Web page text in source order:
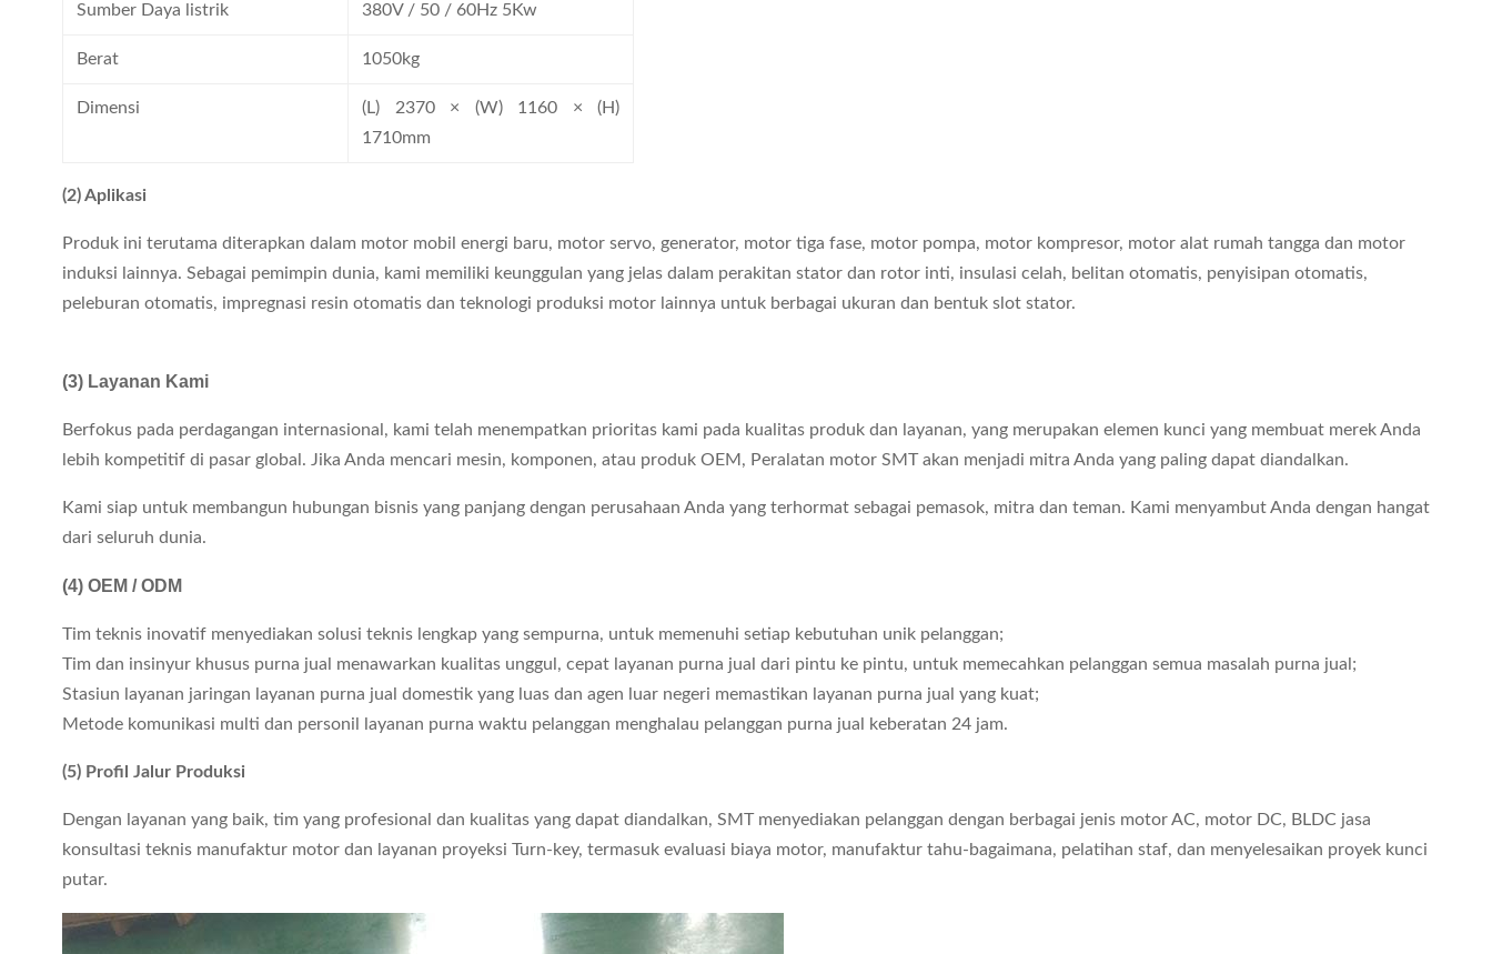
Sumber Daya listrik 380V / 50 / 60Hz 5Kw
Berat 1050kg
Dimensi
(L) 2370 × (W) 1160 × (H)
1710mm
(2) Aplikasi
Produk ini terutama diterapkan dalam motor mobil energi baru, motor servo, generator, motor tiga fase, motor pompa, motor kompresor, motor alat rumah tangga dan motor
induksi lainnya. Sebagai pemimpin dunia, kami memiliki keunggulan yang jelas dalam perakitan stator dan rotor inti, insulasi celah, belitan otomatis, penyisipan otomatis,
peleburan otomatis, impregnasi resin otomatis dan teknologi produksi motor lainnya untuk berbagai ukuran dan bentuk slot stator.
(3) Layanan Kami
Berfokus pada perdagangan internasional, kami telah menempatkan prioritas kami pada kualitas produk dan layanan, yang merupakan elemen kunci yang membuat merek Anda
lebih kompetitif di pasar global. Jika Anda mencari mesin, komponen, atau produk OEM, Peralatan motor SMT akan menjadi mitra Anda yang paling dapat diandalkan.
Kami siap untuk membangun hubungan bisnis yang panjang dengan perusahaan Anda yang terhormat sebagai pemasok, mitra dan teman. Kami menyambut Anda dengan hangat
dari seluruh dunia.
(4) OEM / ODM
Tim teknis inovatif menyediakan solusi teknis lengkap yang sempurna, untuk memenuhi setiap kebutuhan unik pelanggan;
Tim dan insinyur khusus purna jual menawarkan kualitas unggul, cepat layanan purna jual dari pintu ke pintu, untuk memecahkan pelanggan semua masalah purna jual;
Stasiun layanan jaringan layanan purna jual domestik yang luas dan agen luar negeri memastikan layanan purna jual yang kuat;
Metode komunikasi multi dan personil layanan purna waktu pelanggan menghalau pelanggan purna jual keberatan 24 jam.
(5) Profil Jalur Produksi
Dengan layanan yang baik, tim yang profesional dan kualitas yang dapat diandalkan, SMT menyediakan pelanggan dengan berbagai jenis motor AC, motor DC, BLDC jasa
konsultasi teknis manufaktur motor dan layanan proyeksi Turn-key, termasuk evaluasi biaya motor, manufaktur tahu-bagaimana, pelatihan staf, dan menyelesaikan proyek kunci
putar.